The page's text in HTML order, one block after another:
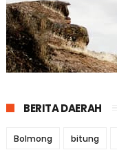
BERITA DAERAH
Bolmong bitung